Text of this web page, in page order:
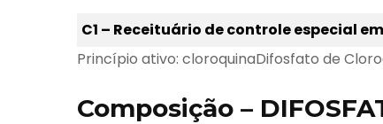
C1 – Receituário de controle especial
Princípio ativo: cloroquinaDifosfato de
Composição –